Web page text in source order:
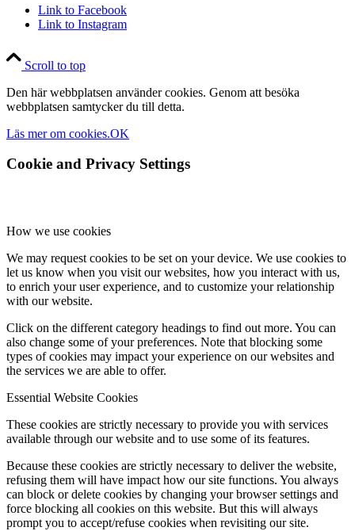
Link to Facebook
Link to Instagram
Scroll to top
Den här webbplatsen använder cookies. Genom att besöka
webbplatsen samtycker du till detta.
Läs mer om cookies.OK
Cookie and Privacy Settings
How we use cookies
We may request cookies to be set on your device. We use cookies to
let us know when you visit our websites, how you interact with us,
to enrich your user experience, and to customize your relationship
with our website.
Click on the different category headings to find out more. You can
also change some of your preferences. Note that blocking some
types of cookies may impact your experience on our websites and
the services we are able to offer.
Essential Website Cookies
These cookies are strictly necessary to provide you with services
available through our website and to use some of its features.
Because these cookies are strictly necessary to deliver the website,
refusing them will have impact how our site functions. You always
can block or delete cookies by changing your browser settings and
force blocking all cookies on this website. But this will always
prompt you to accept/refuse cookies when revisiting our site.